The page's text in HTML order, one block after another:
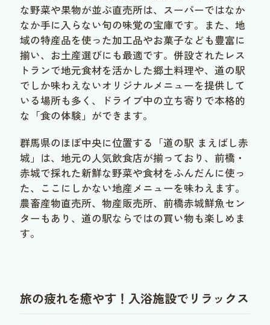
な野菜や果物が並ぶ直売所は、スーパーではなか
なか手に入らない旬の味覚の宝庫です。また、地
域の特産品を使った加工品やお菓子なども豊富に
揃い、お土産選びにも最適です。併設されたレス
トランで地元食材を活かした郷土料理や、道の駅
でしか味わえないオリジナルメニューを提供して
いる場所も多く、ドライブ中の立ち寄りで本格的
な「食の体験」ができます。
群馬県のほぼ中央に位置する「道の駅 まえばし赤
城」は、地元の人気飲食店が揃っており、前橋・
赤城で採れた新鮮な野菜や食材をふんだんに使っ
た、ここにしかない地産メニューを味わえます。
農畜産物直売所、物産販売所、前橋赤城鮮魚セン
ターもあり、道の駅ならではの買い物も楽しめま
す。
旅の疲れを癒やす！入浴施設でリラックス